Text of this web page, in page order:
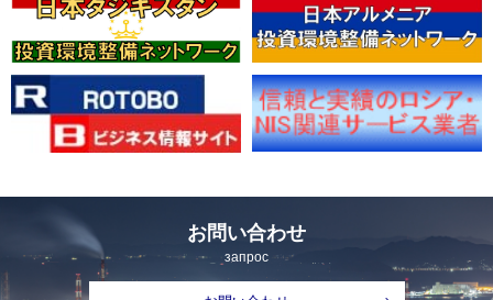
お問い合わせ
запрос